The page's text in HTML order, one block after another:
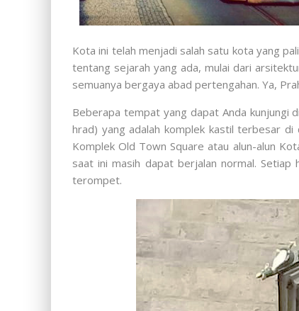
Kota ini telah menjadi salah satu kota yang
tentang sejarah yang ada, mulai dari
semuanya bergaya abad pertengahan. Ya,
Beberapa tempat yang dapat Anda kunjungi
hrad) yang adalah komplek kastil terbesar di
Komplek Old Town Square atau alun-alun
saat ini masih dapat berjalan normal.
terompet.